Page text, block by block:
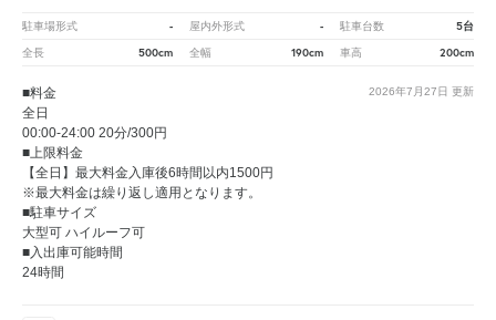
駐車場形式 - 屋内外形式 - 駐車台数 5台
全長 500cm 全幅 190cm 車高 200cm
2026年7月27日 更新
■料金
全日
00:00-24:00 20分/300円
■上限料金
【全日】最大料金入庫後6時間以内1500円
※最大料金は繰り返し適用となります。
■駐車サイズ
大型可 ハイルーフ可
■入出庫可能時間
24時間